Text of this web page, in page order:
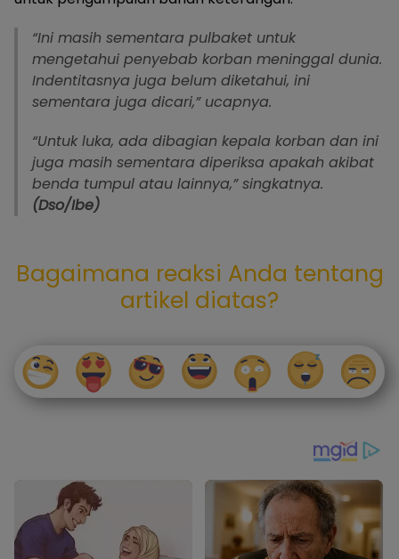
“Ini masih sementara pulbaket untuk
mengetahui penyebab korban meninggal dunia.
Indentitasnya juga belum diketahui, ini
sementara juga dicari,” ucapnya.
“Untuk luka, ada dibagian kepala korban dan ini
juga masih sementara diperiksa apakah akibat
benda tumpul atau lainnya,” singkatnya.
(Dso/Ibe)
Bagaimana reaksi Anda tentang
artikel diatas?